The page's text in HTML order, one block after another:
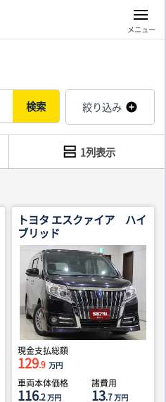
メニュー
検索 絞り込み
1列表示
トヨタ エスクァイア ハイ
ブリッド
現金支払総額
129.9 万円
車両本体価格
116.2万円
諸費用
13.7万円